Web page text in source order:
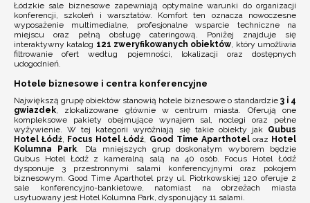
Łódzkie sale biznesowe zapewniają optymalne warunki do organizacji
konferencji, szkoleń i warsztatów. Komfort ten oznacza nowoczesne
wyposażenie multimedialne, profesjonalne wsparcie techniczne na
miejscu oraz pełną obsługę cateringową. Poniżej znajduje się
interaktywny katalog 121 zweryfikowanych obiektów, który umożliwia
filtrowanie ofert według pojemności, lokalizacji oraz dostępnych
udogodnień.
Hotele biznesowe i centra konferencyjne
Największą grupę obiektów stanowią hotele biznesowe o standardzie 3 i 4
gwiazdek, zlokalizowane głównie w centrum miasta. Oferują one
kompleksowe pakiety obejmujące wynajem sal, noclegi oraz pełne
wyżywienie. W tej kategorii wyróżniają się takie obiekty jak Qubus
Hotel Łódź, Focus Hotel Łódź, Good Time Aparthoteloraz Hotel
Kolumna Park. Dla mniejszych grup doskonałym wyborem będzie
Qubus Hotel Łódź z kameralną salą na 40 osób. Focus Hotel Łódź
dysponuje 3 przestronnymi salami konferencyjnymi oraz pokojem
biznesowym. Good Time Aparthotel przy ul. Piotrkowskiej 120 oferuje 2
sale konferencyjno-bankietowe, natomiast na obrzeżach miasta
usytuowany jest Hotel Kolumna Park, dysponujący 11 salami.